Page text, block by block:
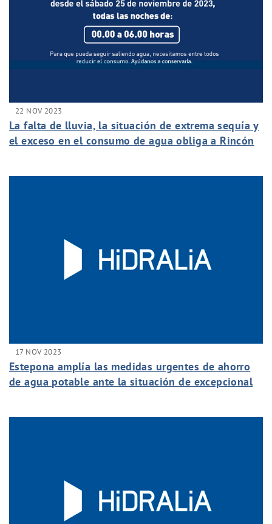
22 NOV 2023
La falta de lluvia, la situación de extrema sequía y
el exceso en el consumo de agua obliga a Rincón
17 NOV 2023
Estepona amplía las medidas urgentes de ahorro
de agua potable ante la situación de excepcional